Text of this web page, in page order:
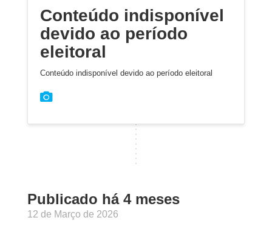
Conteúdo indisponível
devido ao período
eleitoral
Conteúdo indisponível devido ao período eleitoral
Publicado há 4 meses
12 de Março de 2026